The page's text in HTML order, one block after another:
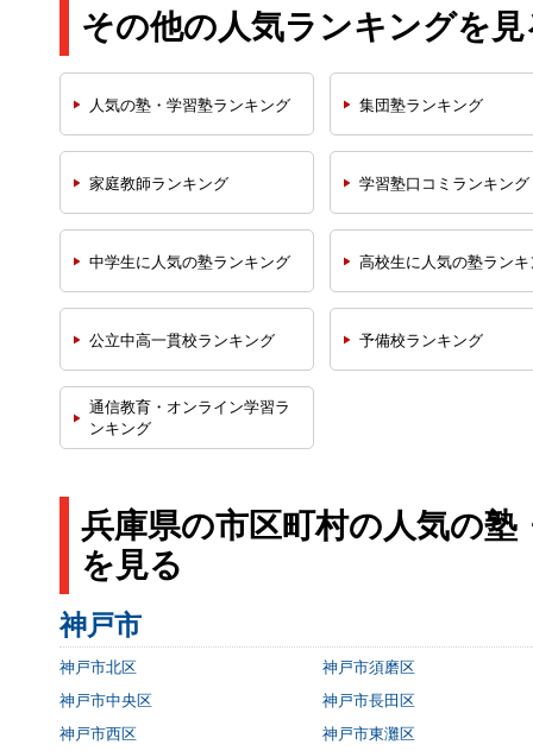
その他の人気ランキングを見
人気の塾・学習塾ランキング 集団塾ランキング
家庭教師ランキング 学習塾口コミ ランキング
中学生に人気の塾ランキング 高校生に人気の塾ラン
公立中高一貫校ランキング 予備校ランキング
通信教育・オンライン学習ラ
ンキング
兵庫県の市区町村の人気の
を見る
神戸市
神戸市北区
神戸市須磨区
神戸市中央区
神戸市長田区
神戸市西区
神戸市東灘区